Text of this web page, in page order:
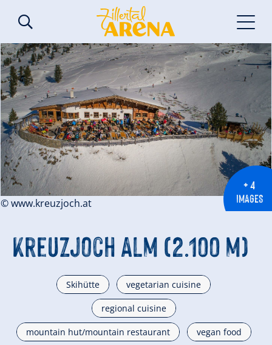
© www.kreuzjoch.at
+ 4
IMAGES
Kreuzjoch Alm (2.100 m)
Skihütte vegetarian cuisine
regional cuisine
mountain hut/mountain restaurant vegan food